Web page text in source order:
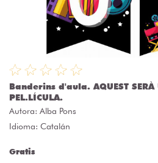
Banderins d'aula. AQUEST SERÀ
PEL.LÍCULA.
Autora: Alba Pons
Idioma: Catalán
Gratis